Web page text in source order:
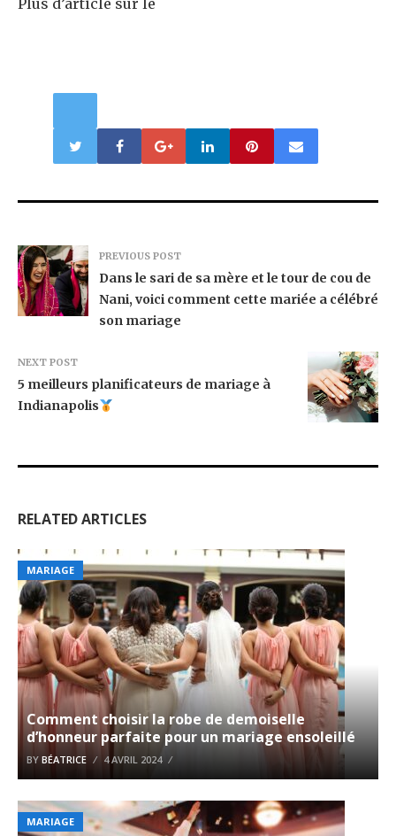
Plus d’article sur le
PREVIOUS POST
Dans le sari de sa mère et le tour de cou de
Nani, voici comment cette mariée a célébré
son mariage
NEXT POST
5 meilleurs planificateurs de mariage à
Indianapolis
RELATED ARTICLES
MARIAGE
Comment choisir la robe de demoiselle
d’honneur parfaite pour un mariage ensoleillé
BY BÉATRICE 4 AVRIL 2024
MARIAGE